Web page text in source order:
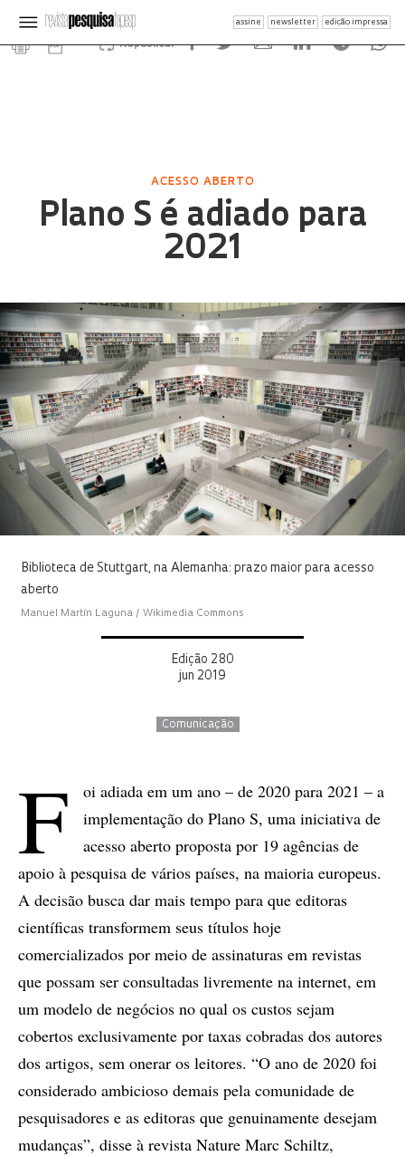
assine newsletter edição impressa
Republicar
ACESSO ABERTO
Plano S é adiado para
2021
Biblioteca de Stuttgart, na Alemanha: prazo maior para acesso
aberto
Manuel Martín Laguna / Wikimedia Commons
Edição 280
jun 2019
Comunicação
F
oi adiada em um ano – de 2020 para 2021 – a
implementação do Plano S, uma iniciativa de
acesso aberto proposta por 19 agências de
apoio à pesquisa de vários países, na maioria europeus.
A decisão busca dar mais tempo para que editoras
científicas transformem seus títulos hoje
comercializados por meio de assinaturas em revistas
que possam ser consultadas livremente na internet, em
um modelo de negócios no qual os custos sejam
cobertos exclusivamente por taxas cobradas dos autores
dos artigos, sem onerar os leitores. “O ano de 2020 foi
considerado ambicioso demais pela comunidade de
pesquisadores e as editoras que genuinamente desejam
mudanças”, disse à revista Nature Marc Schiltz,